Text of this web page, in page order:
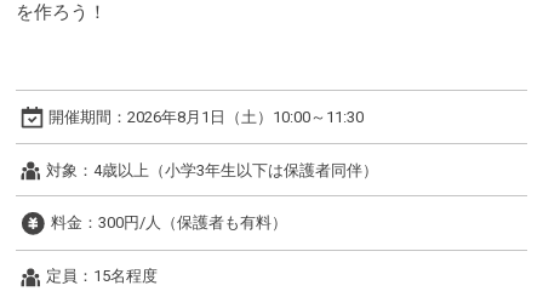
を作ろう！
開催期間：2026年8月1日（土）10:00～11:30
対象： 4歳以上（小学3年生以下は保護者同伴）
料金： 300円/人（保護者も有料）
定員： 15名程度